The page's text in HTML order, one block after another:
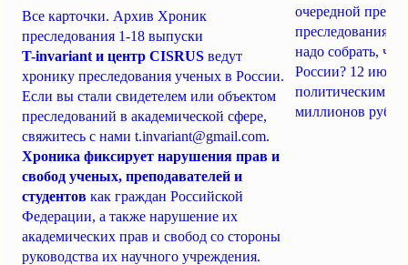
Все карточки. Архив Хроник
преследования 1-18 выпуски
T-invariant и центр CISRUS ведут
хронику преследования ученых в России.
Если вы стали свидетелем или объектом
преследований в академической сфере,
свяжитесь с нами t.invariant@gmail.com.
Хроника фиксирует нарушения прав и
свобод ученых, преподавателей и
студентов как граждан Российской
Федерации, а также нарушение их
академических прав и свобод со стороны
руководства их научного учреждения.
очередной
преследования
надо собрать,
России? 12
политическим
миллионов